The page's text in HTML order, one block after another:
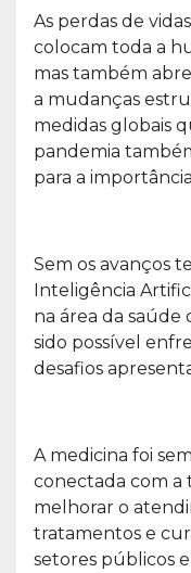
As perdas de
colocam toda a
mas também
a mudanças
medidas globais
pandemia
para a
Sem os avanços
Inteligência
na área da saúde
sido possível
desafios
A medicina foi
conectada com a
melhorar o
tratamentos e
setores públicos